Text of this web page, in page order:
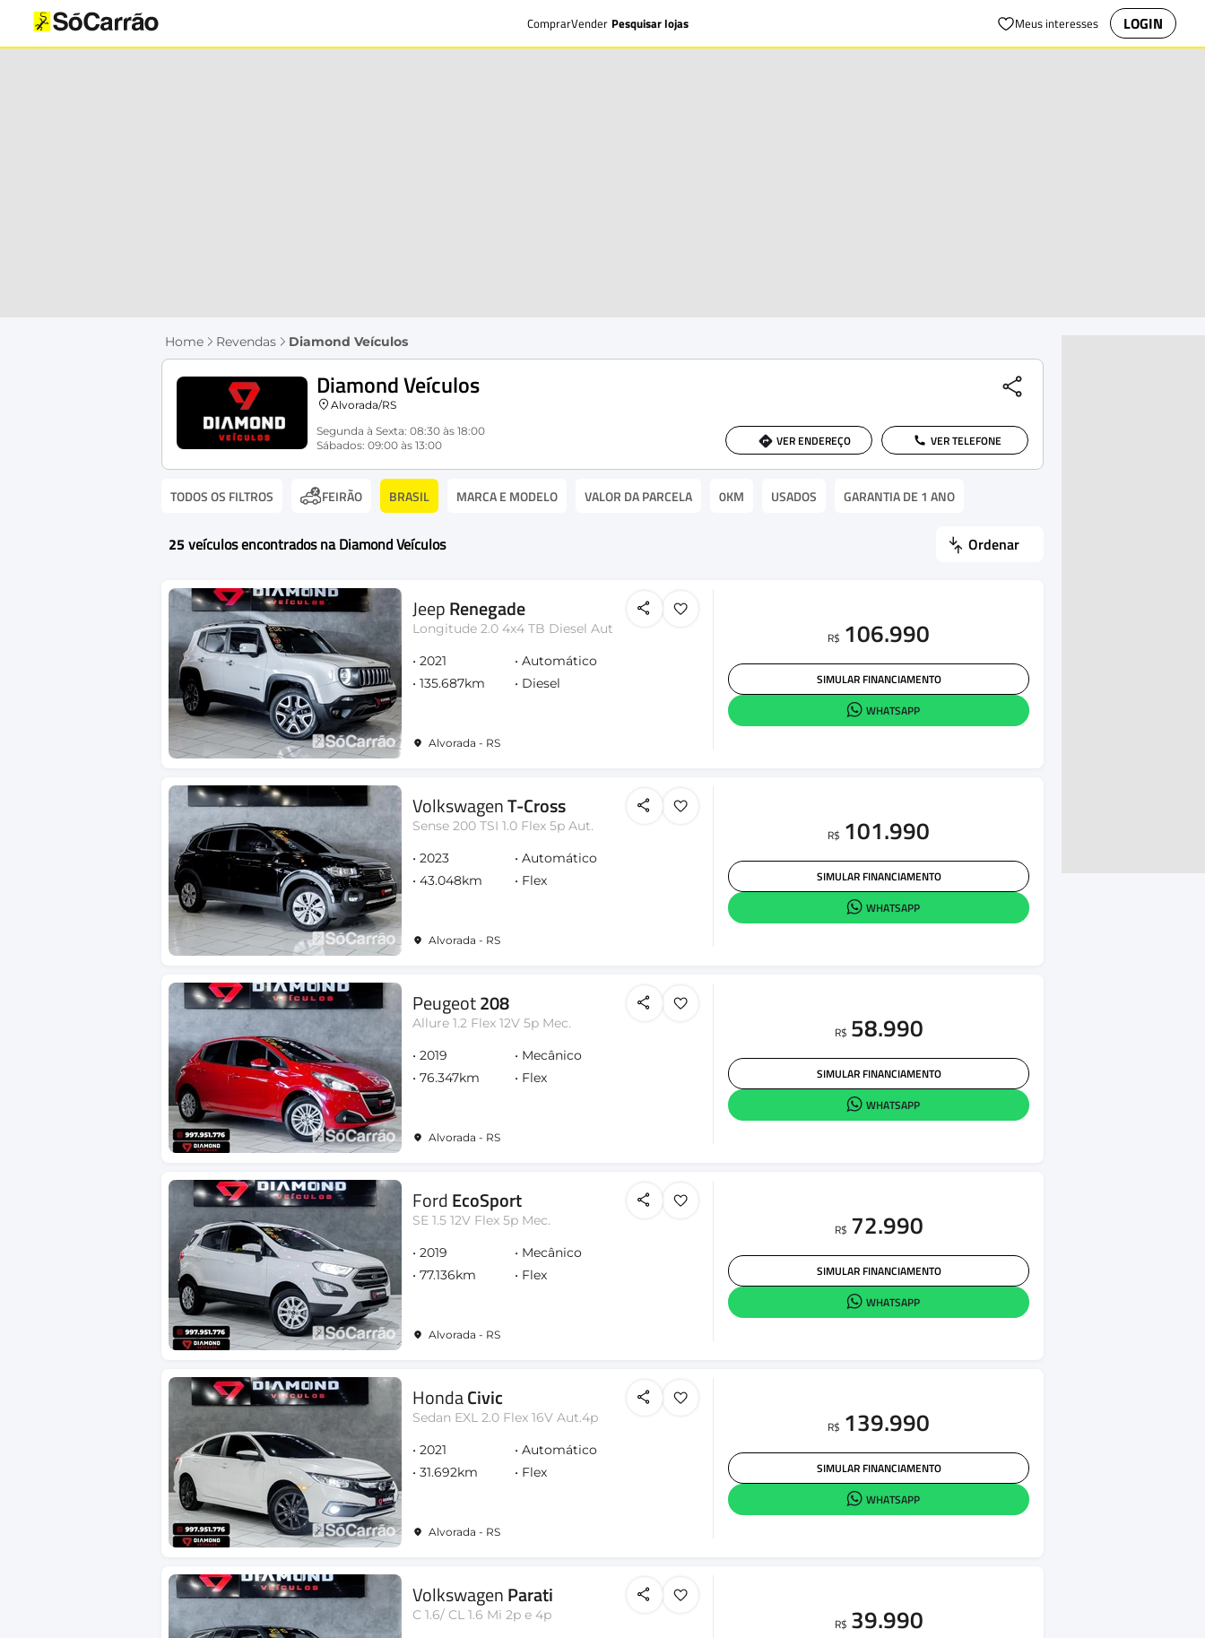
ComprarVender Pesquisar lojas Meus interesses LOGIN
Home Revendas Diamond Veículos
Diamond Veículos
Alvorada/RS
Segunda à Sexta: 08:30 às 18:00
Sábados: 09:00 às 13:00
VER ENDEREÇO VER TELEFONE
TODOS OS FILTROS FEIRÃO BRASIL MARCA E MODELO VALOR DA PARCELA 0KM USADOS GARANTIA DE 1 ANO
25veículos encontrados na Diamond Veículos Ordenar
JeepRenegade
Longitude 2.0 4x4 TB Diesel Aut
2021
Automático
135.687km
Diesel
Alvorada - RS
R$ 106.990
SIMULAR FINANCIAMENTO
WHATSAPP
VolkswagenT-Cross
Sense 200 TSI 1.0 Flex 5p Aut.
2023
Automático
43.048km
Flex
Alvorada - RS
R$ 101.990
SIMULAR FINANCIAMENTO
WHATSAPP
Peugeot208
Allure 1.2 Flex 12V 5p Mec.
2019
Mecânico
76.347km
Flex
Alvorada - RS
R$ 58.990
SIMULAR FINANCIAMENTO
WHATSAPP
FordEcoSport
SE 1.5 12V Flex 5p Mec.
2019
Mecânico
77.136km
Flex
Alvorada - RS
R$ 72.990
SIMULAR FINANCIAMENTO
WHATSAPP
HondaCivic
Sedan EXL 2.0 Flex 16V Aut.4p
2021
Automático
31.692km
Flex
Alvorada - RS
R$ 139.990
SIMULAR FINANCIAMENTO
WHATSAPP
VolkswagenParati
C 1.6/ CL 1.6 Mi 2p e 4p
R$ 39.990